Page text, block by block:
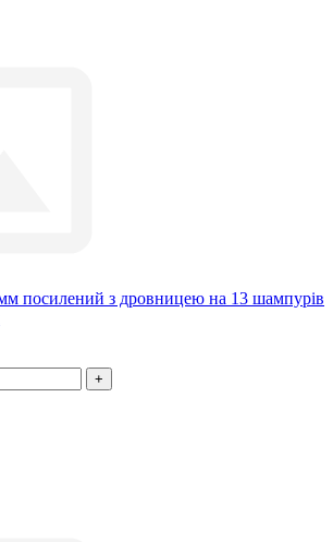
посилений з дровницею на 13 шампурів
+